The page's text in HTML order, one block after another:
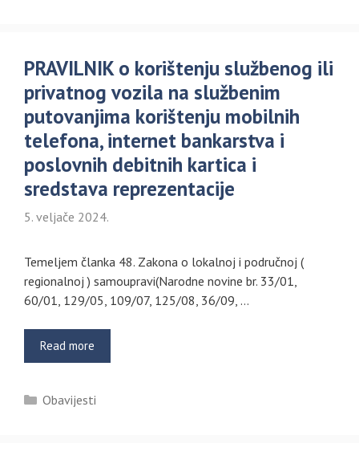
PRAVILNIK o korištenju službenog ili
privatnog vozila na službenim
putovanjima korištenju mobilnih
telefona, internet bankarstva i
poslovnih debitnih kartica i
sredstava reprezentacije
5. veljače 2024.
Temeljem članka 48. Zakona o lokalnoj i područnoj (
regionalnoj ) samoupravi(Narodne novine br. 33/01,
60/01, 129/05, 109/07, 125/08, 36/09, …
Read more
Kategorije
Obavijesti